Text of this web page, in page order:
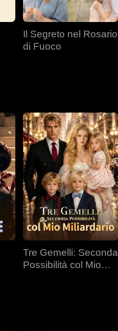
Il Segreto nel Rosario
di Fuoco
Tre Gemelli: Seconda
Possibilità col Mio